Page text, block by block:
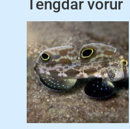
Tengdar vörur